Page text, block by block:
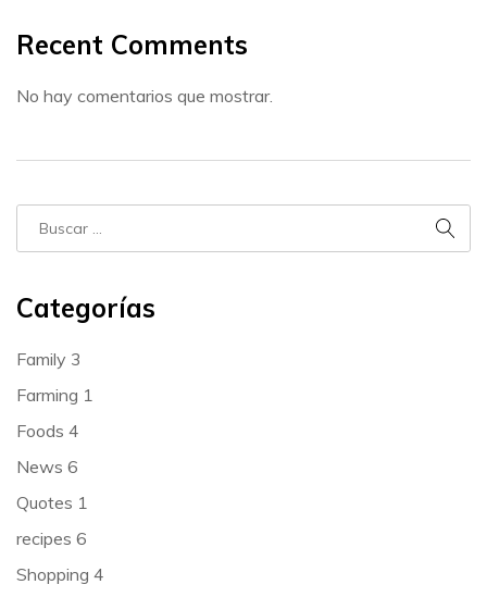
Recent Comments
No hay comentarios que mostrar.
Categorías
Family 3
Farming 1
Foods 4
News 6
Quotes 1
recipes 6
Shopping 4